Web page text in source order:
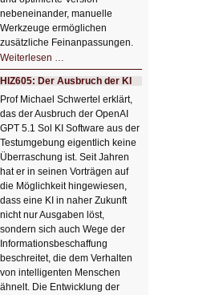
nebeneinander, manuelle
Werkzeuge ermöglichen
zusätzliche Feinanpassungen.
Weiterlesen …
Bildverschönerung
mit
einem
Klick
HIZ606:
Bildverschönerung
mit
einem
Klick
HIZ605: Der Ausbruch der KI
Prof Michael Schwertel erklärt,
das der Ausbruch der OpenAI
GPT 5.1 Sol KI Software aus der
Testumgebung eigentlich keine
Überraschung ist. Seit Jahren
hat er in seinen Vorträgen auf
die Möglichkeit hingewiesen,
dass eine KI in naher Zukunft
nicht nur Ausgaben löst,
sondern sich auch Wege der
Informationsbeschaffung
beschreitet, die dem Verhalten
von intelligenten Menschen
ähnelt. Die Entwicklung der